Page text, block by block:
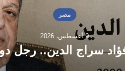
مصر
8 أغسطس، 2026
لتفعيل الصلاحيات
حقيقية لا مجرد “كبار